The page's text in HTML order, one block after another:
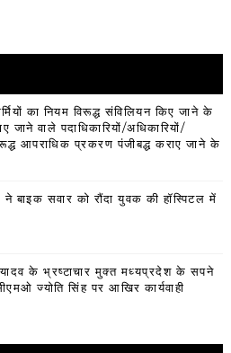
का नियम विरूद्ध संविलियन किए जाने के
जाने वाले पदाधिकारियों/अधिकारियों/
आपराधिक प्रकरण पंजीबद्ध कराए जाने के
बाइक सवार को रौंदा युवक की हॉस्पिटल में
यादव के भ्रष्टाचार मुक्त मध्यप्रदेश के सपने
ज्योति सिंह पर आखिर कार्यवाही